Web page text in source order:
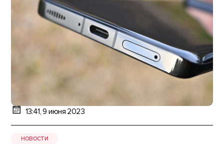
13:41, 9 июня 2023
НОВОСТИ